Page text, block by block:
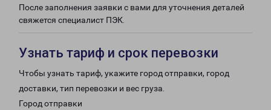
После заполнения заявки с вами для уточнения деталей
свяжется специалист ПЭК.
Узнать тариф и срок перевозки
Чтобы узнать тариф, укажите город отправки, город
доставки, тип перевозки и вес груза.
Город отправки